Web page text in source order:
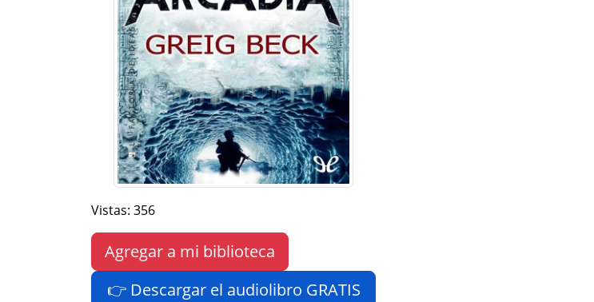
Vistas: 356
Agregar a mi biblioteca
👉 Descargar el audiolibro GRATIS